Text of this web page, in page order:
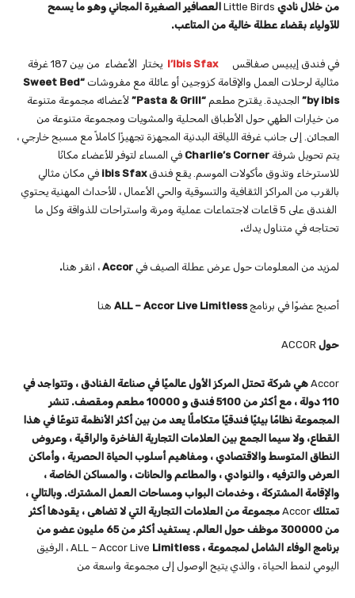
من خلال نادي
العصافير الصغيرة المجاني وهو ما يسمح
للآولياء بقضاء عطلة خالية من المتاعب.
في فندق إيبيس صفاقسl’Ibis Sfax
يختار الأعضاء من بين 187 غرفة
مثالية لرحلات العمل والإقامة كزوجين أو عائلة مع مفروشات
“Sweet Bed
by ibis”
الجديدة. يقترح مطعم “Pasta & Grill”
لأعضائه مجموعة متنوعة
من خيارات الطهي حول الأطباق المحلية والمشويات ومجموعة متنوعة من
العجائن. إلى جانب غرفة اللياقة البدنية المجهزة تجهيزًا كاملاً مع مسبح خارجي ،
يتم تحويل شرفة
في المساء لتوفر للأعضاء مكانًا
للاسترخاء وتذوق مأكولات الموسم. يقع فندق ibis Sfax
في مكان مثالي
بالقرب من المراكز الثقافية والتسوقية والحي الأعمال ، للأحداث المهنية يحتوي
الفندق على 5 قاعات لاجتماعات عملية ومرنة واستراحات للذواقة وكل ما
تحتاجه في متناول يدك.
لمزيد من المعلومات حول عرض عطلة الصيف في ، انقر هنا.
أصبح عضوًا في برنامجALL – Accor Live Limitless هنا
حول
Accor هي شركة تحتل المركز الأول عالميًا في صناعة الفنادق ، وتتواجد في
110 دولة ، مع أكثر من 5100 فندق و 10000 مطعم ومقصف. تنشر
المجموعة نظامًا بيئيًا فندقيًا متكاملًا يعد من بين أكثر الأنظمة تنوعًا في هذا
القطاع، ولا سيما الجمع بين العلامات التجارية الفاخرة والراقية ، وعروض
النطاق المتوسط ​​والاقتصادي ، ومفاهيم أسلوب الحياة الحصرية ، وأماكن
العرض والترفيه ، والنوادي ، والمطاعم والحانات ، والمساكن الخاصة ،
والإقامة المشتركة ، وخدمات البواب ومساحات العمل المشترك. وبالتالي ،
تمتلك
مجموعة من العلامات التجارية التي لا تضاهى ، يقودها أكثر
من 300000 موظف حول العالم. يستفيد أكثر من 65 مليون عضو من
برنامج الوفاء الشامل لمجموعة ،
ALL – Accor Live Limitless
، الرفيق
اليومي لنمط الحياة ، والذي يتيح الوصول إلى مجموعة واسعة من